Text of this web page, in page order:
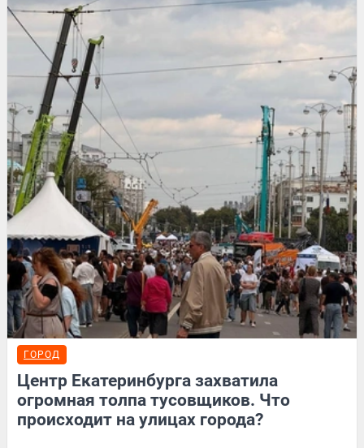
ГОРОД
Центр Екатеринбурга захватила
огромная толпа тусовщиков. Что
происходит на улицах города?